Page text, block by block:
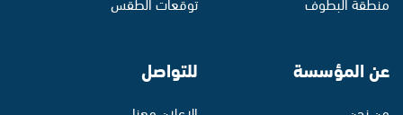
عن المؤسسة للتواصل